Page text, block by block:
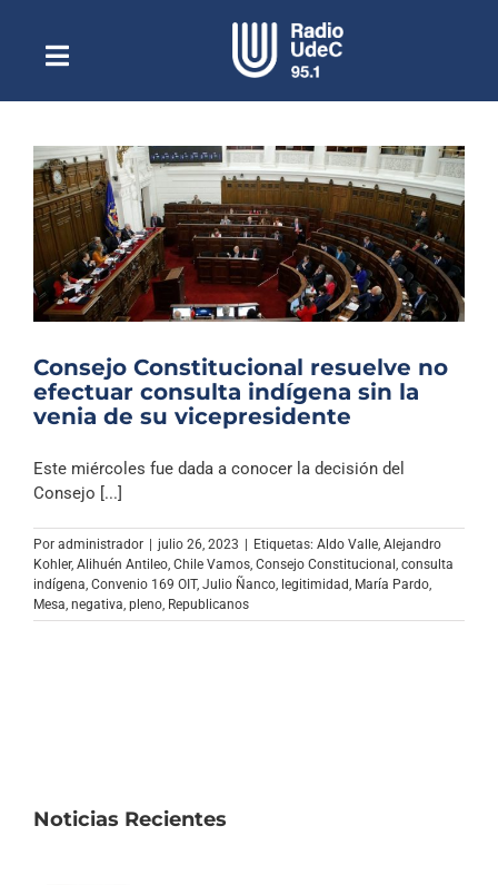
contenidoToggle
NavigationEscuchar Radio UdeC en vivo
Quiénes Somos
Programación
Podcast
Noticias
Columnas
Música Clásica
Especiales
Consejo Constitucional resuelve no
efectuar consulta indígena sin la
venia de su vicepresidente
Este miércoles fue dada a conocer la decisión del
Consejo [...]
Por administrador | julio 26, 2023 | Etiquetas: Aldo Valle Alejandro
Kohler, Alihuén Antileo Chile Vamos Consejo Constitucional consulta
indígena Convenio 169 OIT, Julio Ñanco legitimidad María Pardo
Mesa negativa pleno Republicanos
Noticias Recientes